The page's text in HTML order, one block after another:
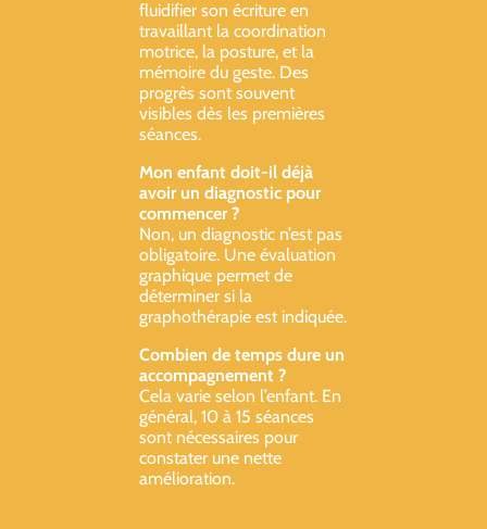
fluidifier son écriture en
travaillant la coordination
motrice, la posture, et la
mémoire du geste. Des
progrès sont souvent
visibles dès les premières
séances.
Mon enfant doit-il déjà
avoir un diagnostic pour
commencer ?
Non, un diagnostic n’est pas
obligatoire. Une évaluation
graphique permet de
déterminer si la
graphothérapie est indiquée.
Combien de temps dure un
accompagnement ?
Cela varie selon l’enfant. En
général, 10 à 15 séances
sont nécessaires pour
constater une nette
amélioration.